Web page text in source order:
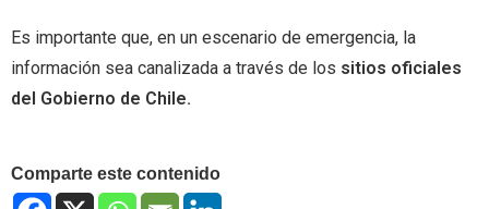
Es importante que, en un escenario de emergencia, la
información sea canalizada a través de los sitios oficiales
del Gobierno de Chile.
Comparte este contenido